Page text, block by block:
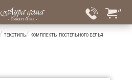
0
ТЕКСТИЛЬ КОМПЛЕКТЫ ПОСТЕЛЬНОГО БЕЛЬЯ